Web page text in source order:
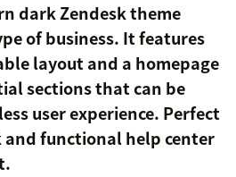
dark Zendesk theme
of business. It features
layout and a homepage
sections that can be
user experience. Perfect
and functional help center